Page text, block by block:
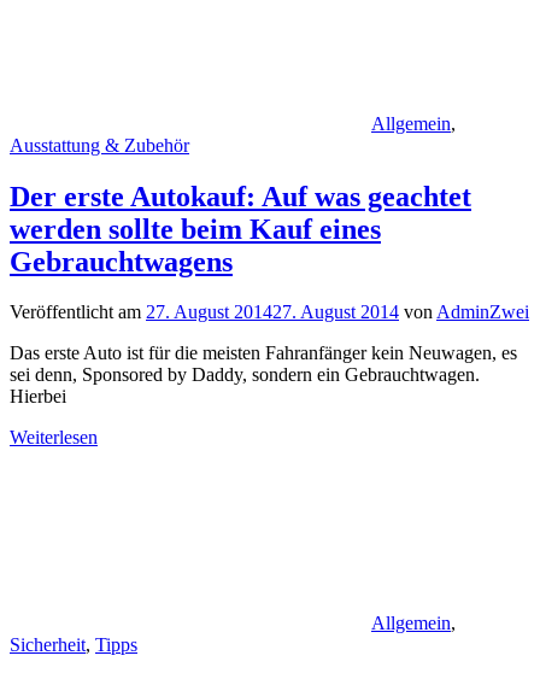
Allgemein,
Ausstattung & Zubehör
Der erste Autokauf: Auf was geachtet
werden sollte beim Kauf eines
Gebrauchtwagens
Veröffentlicht am 27. August 201427. August 2014 vonAdminZwei
Das erste Auto ist für die meisten Fahranfänger kein Neuwagen, es
sei denn, Sponsored by Daddy, sondern ein Gebrauchtwagen.
Hierbei
Weiterlesen
Allgemein,
Sicherheit, Tipps